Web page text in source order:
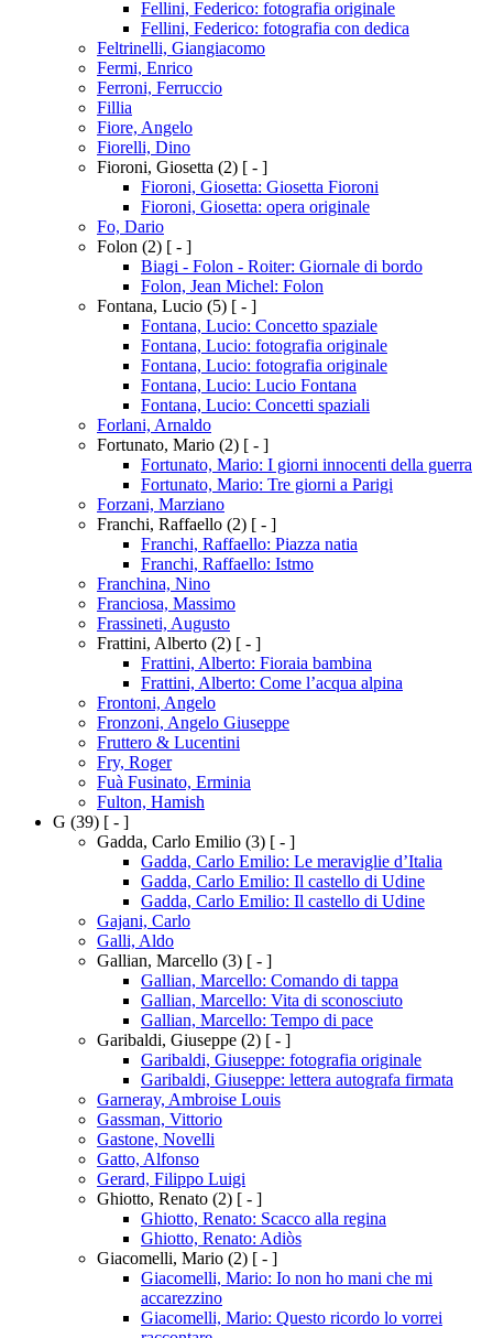
Fellini, Federico: fotografia originale
Fellini, Federico: fotografia con dedica
Feltrinelli, Giangiacomo
Fermi, Enrico
Ferroni, Ferruccio
Fillia
Fiore, Angelo
Fiorelli, Dino
Fioroni, Giosetta (2) [ - ]
Fioroni, Giosetta: Giosetta Fioroni
Fioroni, Giosetta: opera originale
Fo, Dario
Folon (2) [ - ]
Biagi - Folon - Roiter: Giornale di bordo
Folon, Jean Michel: Folon
Fontana, Lucio (5) [ - ]
Fontana, Lucio: Concetto spaziale
Fontana, Lucio: fotografia originale
Fontana, Lucio: fotografia originale
Fontana, Lucio: Lucio Fontana
Fontana, Lucio: Concetti spaziali
Forlani, Arnaldo
Fortunato, Mario (2) [ - ]
Fortunato, Mario: I giorni innocenti della guerra
Fortunato, Mario: Tre giorni a Parigi
Forzani, Marziano
Franchi, Raffaello (2) [ - ]
Franchi, Raffaello: Piazza natia
Franchi, Raffaello: Istmo
Franchina, Nino
Franciosa, Massimo
Frassineti, Augusto
Frattini, Alberto (2) [ - ]
Frattini, Alberto: Fioraia bambina
Frattini, Alberto: Come l’acqua alpina
Frontoni, Angelo
Fronzoni, Angelo Giuseppe
Fruttero & Lucentini
Fry, Roger
Fuà Fusinato, Erminia
Fulton, Hamish
G (39) [ - ]
Gadda, Carlo Emilio (3) [ - ]
Gadda, Carlo Emilio: Le meraviglie d’Italia
Gadda, Carlo Emilio: Il castello di Udine
Gadda, Carlo Emilio: Il castello di Udine
Gajani, Carlo
Galli, Aldo
Gallian, Marcello (3) [ - ]
Gallian, Marcello: Comando di tappa
Gallian, Marcello: Vita di sconosciuto
Gallian, Marcello: Tempo di pace
Garibaldi, Giuseppe (2) [ - ]
Garibaldi, Giuseppe: fotografia originale
Garibaldi, Giuseppe: lettera autografa firmata
Garneray, Ambroise Louis
Gassman, Vittorio
Gastone, Novelli
Gatto, Alfonso
Gerard, Filippo Luigi
Ghiotto, Renato (2) [ - ]
Ghiotto, Renato: Scacco alla regina
Ghiotto, Renato: Adiòs
Giacomelli, Mario (2) [ - ]
Giacomelli, Mario: Io non ho mani che mi
accarezzino
Giacomelli, Mario: Questo ricordo lo vorrei